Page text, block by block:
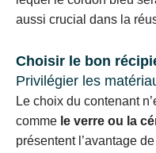
aussi crucial dans la
Choisir le bon
Privilégier les
Le choix du contenant
comme le verre ou la
présentent l’avantage